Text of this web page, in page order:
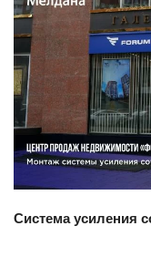
Система усиления